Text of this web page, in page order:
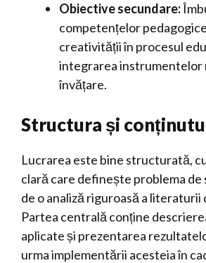
Obiective secundare:
competențelor
creativității în procesul
integrarea instrumentelor
învățare.
Structura și
Lucrarea este bine structurată,
clară care definește problema
de o analiză riguroasă a literaturii
Partea centrală conține
aplicate și prezentarea
urma implementării acesteia în